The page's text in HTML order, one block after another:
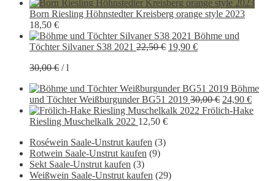
Born Riesling Höhnstedter Kreisberg orange style 2023
18,50 €
Böhme und
Töchter Silvaner S38 2021 22,50€ Ursprünglicher
19,90 €Aktueller
30,00€ /l
Böhme
und Töchter Weißburgunder BG51 2019 30,00€
Preis
24,90 €
Preis
Frölich-Hake
Riesling Muschelkalk 2022 12,50 €
Roséwein Saale-Unstrut kaufen (3)
Rotwein Saale-Unstrut kaufen (9)
Sekt Saale-Unstrut kaufen (3)
Weißwein Saale-Unstrut kaufen (29)